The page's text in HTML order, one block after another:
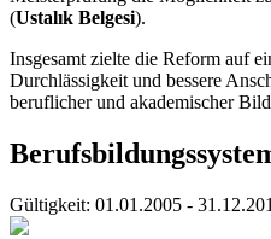
(Ustalık Belgesi).
Insgesamt zielte die Reform auf
Durchlässigkeit und bessere
beruflicher und akademischer
Gültigkeit: 01.01.2005 -